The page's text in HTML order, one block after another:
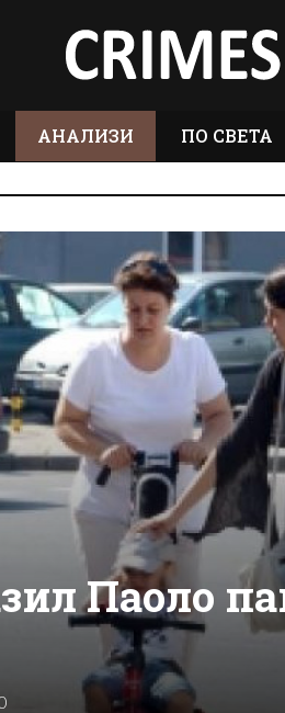
АНАЛИЗИ ПО СВЕТА
Паоло